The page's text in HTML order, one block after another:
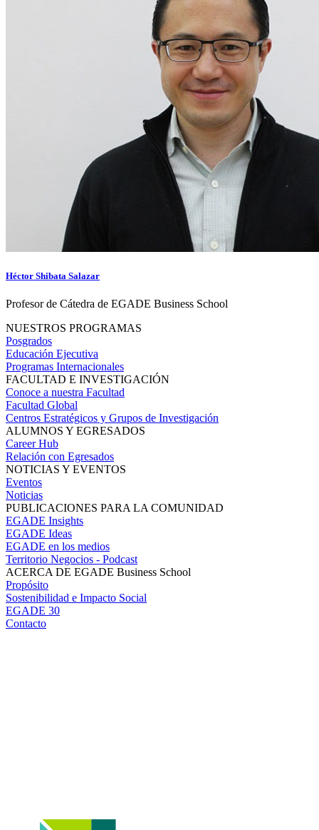
Héctor Shibata Salazar
Profesor de Cátedra de EGADE Business School
NUESTROS PROGRAMAS
Posgrados
Educación Ejecutiva
Programas Internacionales
FACULTAD E INVESTIGACIÓN
Conoce a nuestra Facultad
Facultad Global
Centros Estratégicos y Grupos de Investigación
ALUMNOS Y EGRESADOS
Career Hub
Relación con Egresados
NOTICIAS Y EVENTOS
Eventos
Noticias
PUBLICACIONES PARA LA COMUNIDAD
EGADE Insights
EGADE Ideas
EGADE en los medios
Territorio Negocios - Podcast
ACERCA DE EGADE Business School
Propósito
Sostenibilidad e Impacto Social
EGADE 30
Contacto